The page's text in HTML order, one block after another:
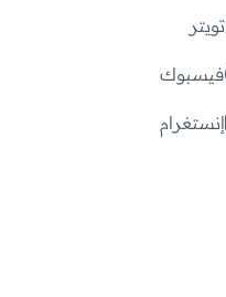
تويتر
فيسبوك
إنستغرام